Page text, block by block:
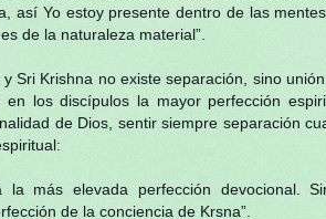
así Yo estoy presente dentro de las
de la naturaleza material”.
Sri Krishna no existe separación, sino
los discípulos la mayor perfección
de Dios, sentir siempre separación
más elevada perfección devocional.
de la conciencia de Krsna”.